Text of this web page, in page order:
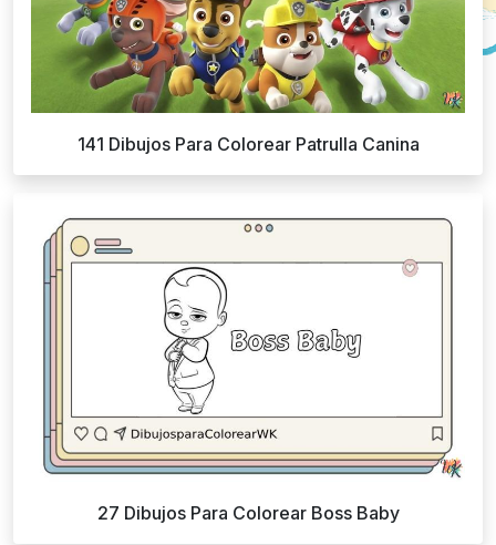
141 Dibujos Para Colorear Patrulla Canina
27 Dibujos Para Colorear Boss Baby